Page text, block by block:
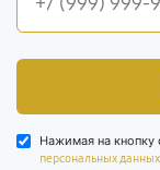
Нажимая на кнопку
персональных данных